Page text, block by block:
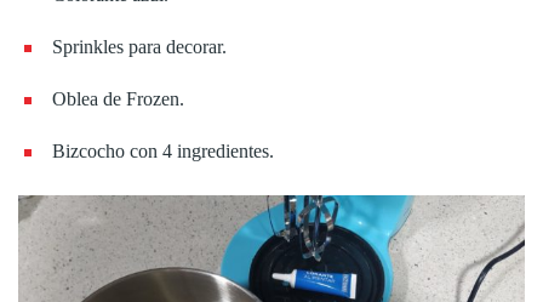
Sprinkles para decorar.
Oblea de Frozen.
Bizcocho con 4 ingredientes.